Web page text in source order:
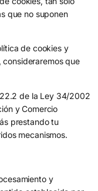
que no suponen
de cookies y
que
de la Ley 34/2002
y Comercio
prestando tu
mecanismos.
y